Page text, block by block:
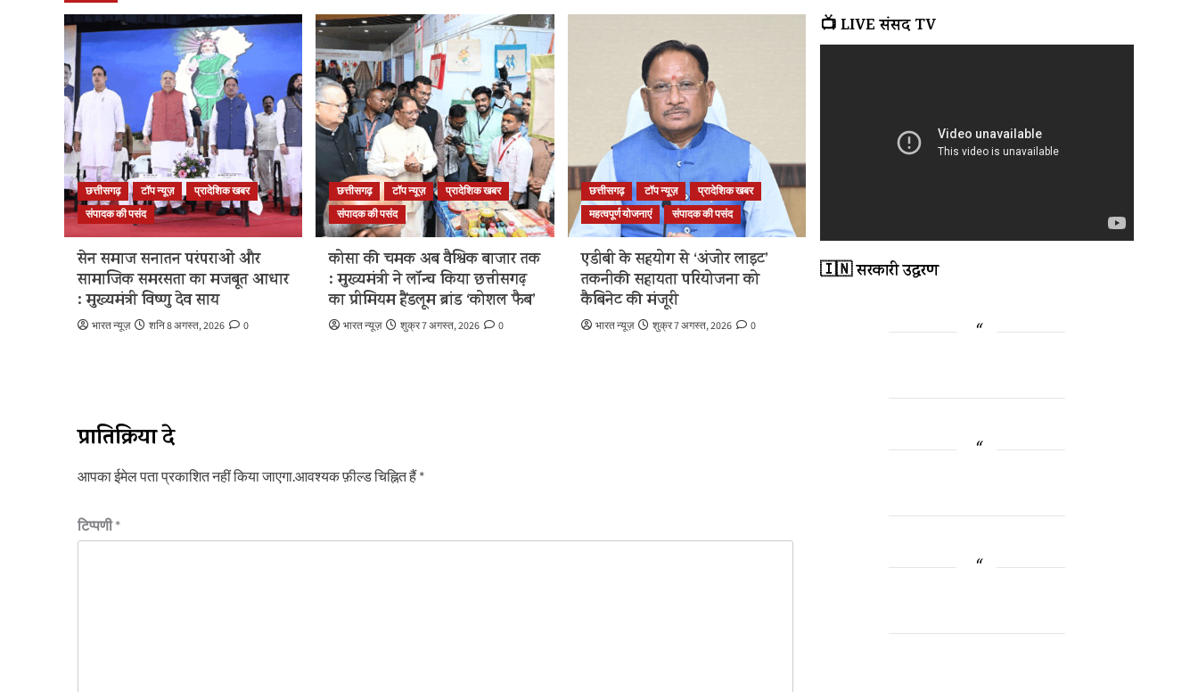
छत्तीसगढ़ टॉप न्यूज़
प्रादेशिक खबर
संपादक की पसंद
सेन समाज सनातन परंपराओं और
सामाजिक समरसता का मजबूत आधार
: मुख्यमंत्री विष्णु देव साय
भारत न्यूज़ शनि 8 अगस्त, 2026 0
छत्तीसगढ़ टॉप न्यूज़
प्रादेशिक खबर
संपादक की पसंद
कोसा की चमक अब वैश्विक बाजार तक
: मुख्यमंत्री ने लॉन्च किया छत्तीसगढ़
का प्रीमियम हैंडलूम ब्रांड ‘कोशल फैब’
भारत न्यूज़ शुक्र 7 अगस्त, 2026 0
छत्तीसगढ़ टॉप न्यूज़
प्रादेशिक खबर
महत्वपूर्ण योजनाएं
संपादक की पसंद
एडीबी के सहयोग से ‘अंजोर लाइट’
तकनीकी सहायता परियोजना को
कैबिनेट की मंजूरी
भारत न्यूज़ शुक्र 7 अगस्त, 2026 0
प्रातिक्रिया दे
आपका ईमेल पता प्रकाशित नहीं किया जाएगा.आवश्यक फ़ील्ड चिह्नित हैं*
टिप्पणी*
📺 LIVE संसद TV
🇮🇳 सरकारी उद्धरण